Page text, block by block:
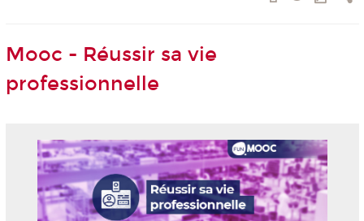
Mooc - Réussir sa vie
professionnelle